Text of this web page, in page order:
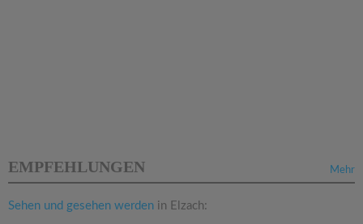
Mehr
EMPFEHLUNGEN
Sehen und gesehen werden in Elzach: